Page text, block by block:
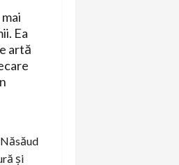
Ea
artă
și